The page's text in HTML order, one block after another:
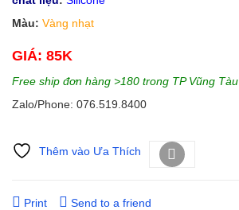
Màu: Vàng nhạt
GIÁ: 85K
Free ship đơn hàng >180 trong TP Vũng Tàu
Zalo/Phone: 076.519.8400
Thêm vào Ưa Thích
Print Send to a friend